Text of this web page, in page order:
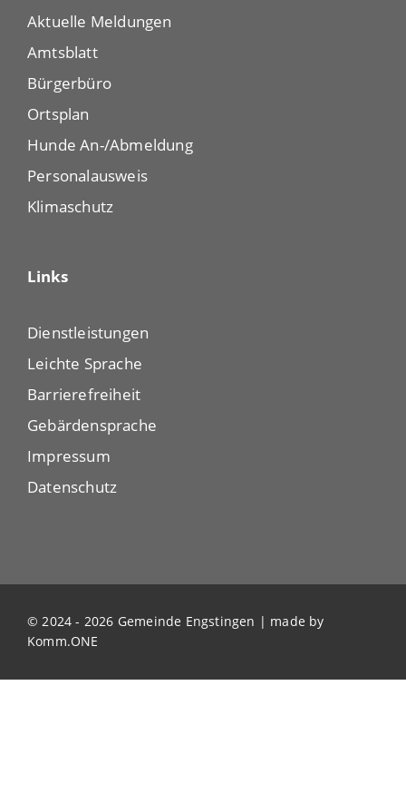
Aktuelle Meldungen
Amtsblatt
Bürgerbüro
Ortsplan
Hunde An-/Abmeldung
Personalausweis
Klimaschutz
Links
Dienstleistungen
Leichte Sprache
Barrierefreiheit
Gebärdensprache
Impressum
Datenschutz
© 2024 - 2026 Gemeinde Engstingen | made by
Komm.ONE